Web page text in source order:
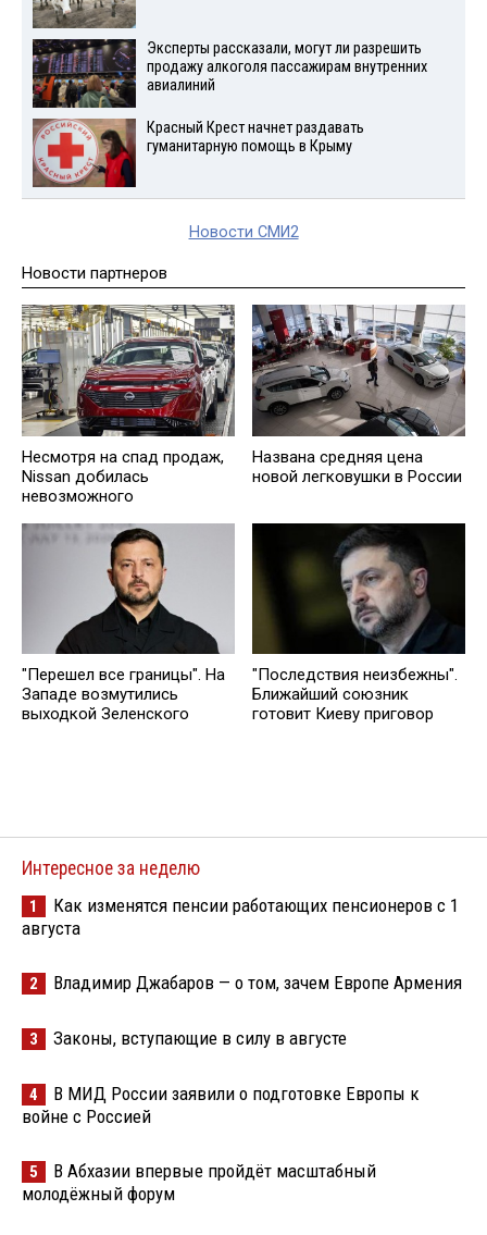
Эксперты рассказали, могут ли разрешить
продажу алкоголя пассажирам внутренних
авиалиний
Красный Крест начнет раздавать
гуманитарную помощь в Крыму
Новости СМИ2
Новости партнеров
Несмотря на спад продаж,
Nissan добилась
невозможного
Названа средняя цена
новой легковушки в России
"Перешел все границы". На
Западе возмутились
выходкой Зеленского
"Последствия неизбежны".
Ближайший союзник
готовит Киеву приговор
Интересное за неделю
1
Как изменятся пенсии работающих пенсионеров с 1
августа
2 Владимир Джабаров — о том, зачем Европе Армения
3 Законы, вступающие в силу в августе
4
В МИД России заявили о подготовке Европы к
войне с Россией
5
В Абхазии впервые пройдёт масштабный
молодёжный форум